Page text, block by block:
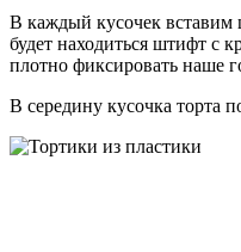
В каждый кусочек вставим
будет находиться штифт с
плотно фиксировать наше
В середину кусочка торта